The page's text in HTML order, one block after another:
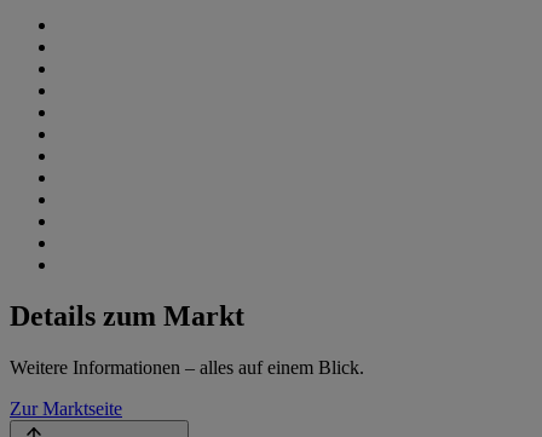
Details zum Markt
Weitere Informationen – alles auf einem Blick.
Zur Marktseite